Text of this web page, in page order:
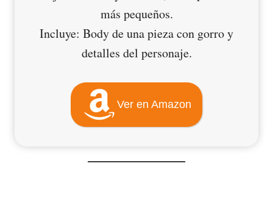
más pequeños.
Incluye: Body de una pieza con gorro y
detalles del personaje.
Ver en Amazon